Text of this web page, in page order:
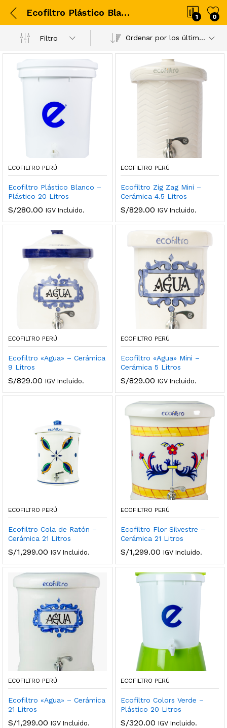
Ecofiltro Plástico Blanco – Plástico 20 Litros 1 0
Filtro Ordenar por los últimos
ECOFILTRO PERÚ
Ecofiltro Plástico Blanco –
Plástico 20 Litros
S/280.00 IGV Incluido.
ECOFILTRO PERÚ
Ecofiltro Zig Zag Mini –
Cerámica 4.5 Litros
S/829.00 IGV Incluido.
ECOFILTRO PERÚ
Ecofiltro «Agua» – Cerámica
9 Litros
S/829.00 IGV Incluido.
ECOFILTRO PERÚ
Ecofiltro «Agua» Mini –
Cerámica 5 Litros
S/829.00 IGV Incluido.
ECOFILTRO PERÚ
Ecofiltro Cola de Ratón –
Cerámica 21 Litros
S/1,299.00 IGV Incluido.
ECOFILTRO PERÚ
Ecofiltro Flor Silvestre –
Cerámica 21 Litros
S/1,299.00 IGV Incluido.
ECOFILTRO PERÚ
Ecofiltro «Agua» – Cerámica
21 Litros
S/1,299.00 IGV Incluido.
ECOFILTRO PERÚ
Ecofiltro Colors Verde –
Plástico 20 Litros
S/320.00 IGV Incluido.